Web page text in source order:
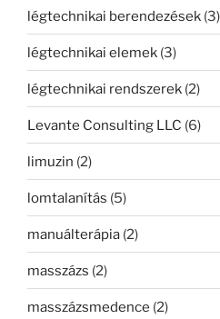
légtechnikai berendezések (3)
légtechnikai elemek (3)
légtechnikai rendszerek (2)
Levante Consulting LLC (6)
limuzin (2)
lomtalanítás (5)
manuálterápia (2)
masszázs (2)
masszázsmedence (2)